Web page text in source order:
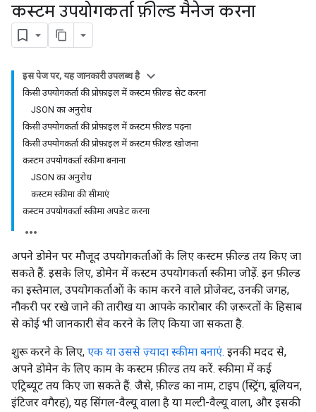
कस्टम उपयोगकर्ता फ़ील्ड मैनेज करना
इस पेज पर, यह जानकारी उपलब्ध है
किसी उपयोगकर्ता की प्रोफ़ाइल में कस्टम फ़ील्ड सेट करना
JSON का अनुरोध
किसी उपयोगकर्ता की प्रोफ़ाइल में कस्टम फ़ील्ड पढ़ना
किसी उपयोगकर्ता की प्रोफ़ाइल में कस्टम फ़ील्ड खोजना
कस्टम उपयोगकर्ता स्कीमा बनाना
JSON का अनुरोध
कस्टम स्कीमा की सीमाएं
कस्टम उपयोगकर्ता स्कीमा अपडेट करना
अपने डोमेन पर मौजूद उपयोगकर्ताओं के लिए कस्टम फ़ील्ड तय किए जा
सकते हैं. इसके लिए, डोमेन में कस्टम उपयोगकर्ता स्कीमा जोड़ें. इन फ़ील्ड
का इस्तेमाल, उपयोगकर्ताओं के काम करने वाले प्रोजेक्ट, उनकी जगह,
नौकरी पर रखे जाने की तारीख या आपके कारोबार की ज़रूरतों के हिसाब
से कोई भी जानकारी सेव करने के लिए किया जा सकता है.
शुरू करने के लिए, एक या उससे ज़्यादा स्कीमा बनाएं. इनकी मदद से,
अपने डोमेन के लिए काम के कस्टम फ़ील्ड तय करें. स्कीमा में कई
एट्रिब्यूट तय किए जा सकते हैं. जैसे, फ़ील्ड का नाम, टाइप (स्ट्रिंग, बूलियन,
इंटिजर वगैरह), यह सिंगल-वैल्यू वाला है या मल्टी-वैल्यू वाला, और इसकी